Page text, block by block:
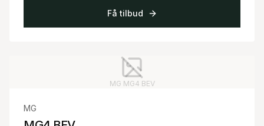
Få tilbud
MG MG4 BEV
MG